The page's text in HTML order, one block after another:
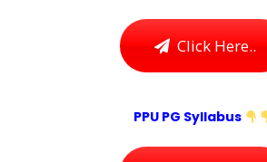
Click Here..
PPU PG Syllabus